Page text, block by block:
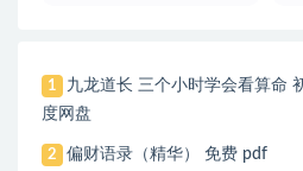
1
九龙道长 三个小时学会看算命
度网盘
2 偏财语录（精华） 免费 pdf